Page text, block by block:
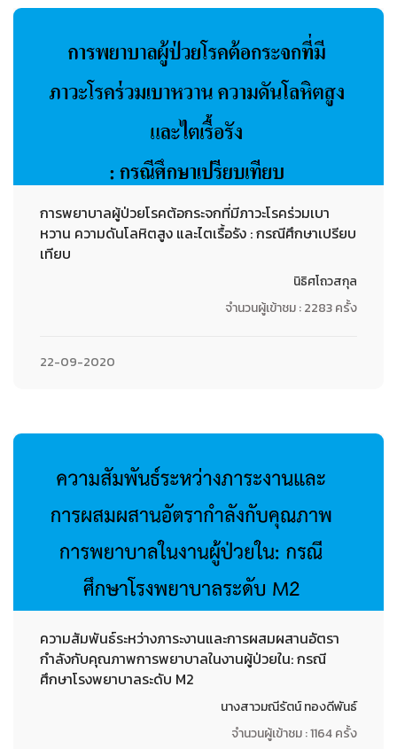
การพยาบาลผู้ป่วยโรคต้อกระจกที่มีภาวะโรคร่วมเบา
หวาน ความดันโลหิตสูง และไตเรื้อรัง : กรณีศึกษาเปรียบ
เทียบ
นิธิศโถวสกุล
จำนวนผู้เข้าชม : 2283 ครั้ง
22-09-2020
ความสัมพันธ์ระหว่างภาระงานและการผสมผสานอัตรา
กำลังกับคุณภาพการพยาบาลในงานผู้ป่วยใน: กรณี
ศึกษาโรงพยาบาลระดับ M2
นางสาวมณีรัตน์ ทองดีพันธ์
จำนวนผู้เข้าชม : 1164 ครั้ง